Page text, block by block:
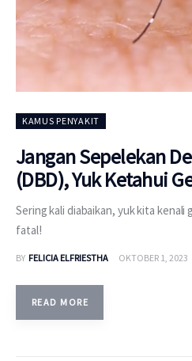
KAMUS PENYAKIT
Jangan Sepelekan
(DBD), Yuk Ketahui
Sering kali diabaikan, yuk kita kenali
fatal!
BY FELICIA ELFRIESTHA OKTOBER 1, 2023
READ MORE